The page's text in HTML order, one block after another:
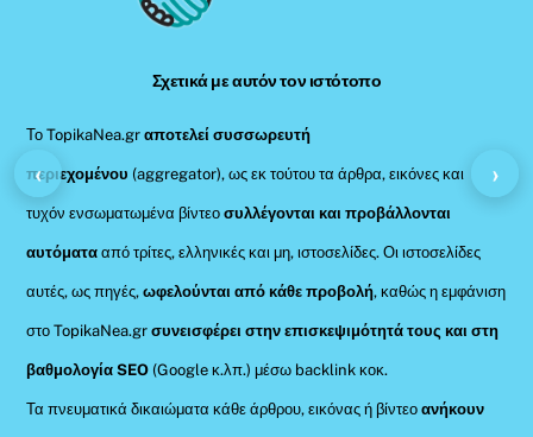
Σχετικά με αυτόν τον ιστότοπο
Το TopikaNea.grαποτελεί συσσωρευτή
περιεχομένου (aggregator), ως εκ τούτου τα άρθρα, εικόνες και
τυχόν ενσωματωμένα βίντεοσυλλέγονται και προβάλλονται
αυτόματααπό τρίτες, ελληνικές και μη, ιστοσελίδες. Οι ιστοσελίδες
αυτές, ως πηγές,ωφελούνται από κάθε προβολή, καθώς η εμφάνιση
στο TopikaNea.gr συνεισφέρει στην επισκεψιμότητά τους και στη
βαθμολογία SEO (Google κ.λπ.) μέσω backlink κοκ.
Τα πνευματικά δικαιώματα κάθε άρθρου, εικόνας ή βίντεοανήκουν
‹ ›